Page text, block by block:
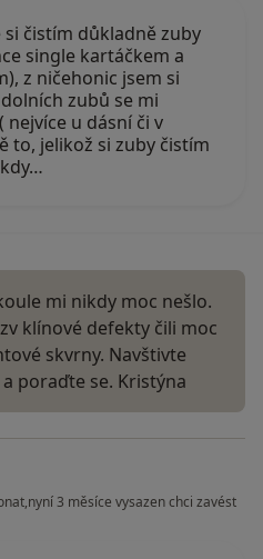
čistím důkladně zuby
single kartáčkem a
z ničehonic jsem si
zubů se mi
u dásní či v
to, jelikož si zuby čistím
mi nikdy moc nešlo.
klínové defekty čili moc
skvrny. Navštivte
poraďte se. Kristýna
3 měsíce vysazen chci zavést